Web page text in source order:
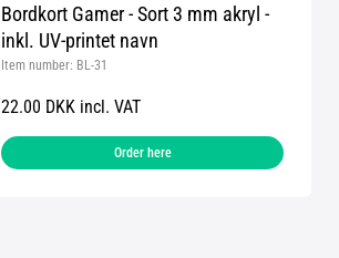
Bordkort Gamer - Sort 3 mm akryl -
inkl. UV-printet navn
Item number: BL-31
22.00 DKK incl. VAT
Order here